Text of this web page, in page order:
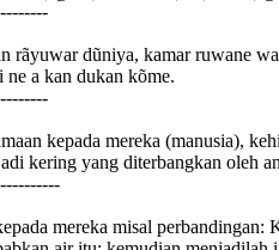
rãyuwar dũniya, kamar ruwane
a kan dukan kõme.
kepada mereka (manusia),
kering yang diterbangkan oleh
mereka misal